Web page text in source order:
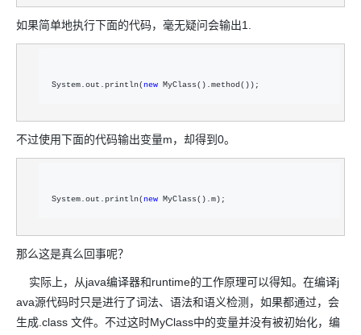
如果简单地执行下面的代码，毫无疑问会输出1.
System.out.println(new MyClass().method());
不过使用下面的代码输出变量m，却得到0。
System.out.println(new MyClass().m);
那么这是真么回事呢？
实际上，从java编译器和runtime的工作原理可以得知。在编译j
ava源代码时只是进行了词法、语法和语义检测，如果都通过，会
生成.class 文件。不过这时MyClass中的变量并没有被初始化，编